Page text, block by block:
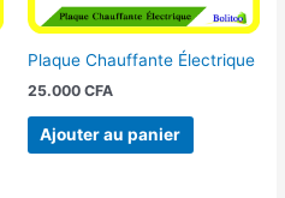
Plaque Chauffante Électrique
25.000 CFA
Ajouter au panier